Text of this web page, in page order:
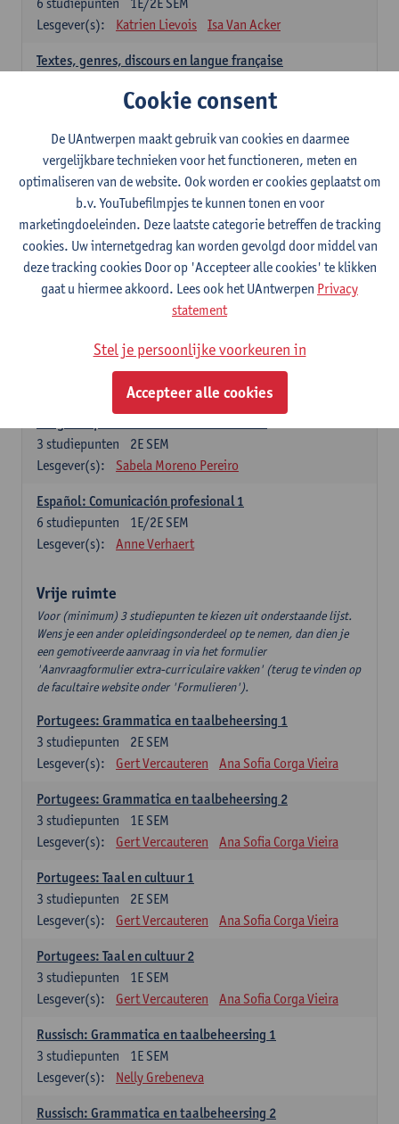
Lesgever(s):
Katrien Lievois Isa Van Acker
Textes, genres, discours en langue française
Kris Peeters
Spaans: verplichte opleidingsonderdelen
Gramática española 1
1E SEM
studiepunten
Lesgever(s):
Anne Verhaert
Gramática española 2
2E SEM
3studiepunten
Anne Verhaert
Lengua española: Destrezas básicas
Sabela Moreno Pereiro
2E SEM
3 studiepunten
Lesgever(s):
Sabela Moreno Pereiro
Español: Comunicación profesional 1
1E/2E SEM
6 studiepunten
Lesgever(s):
Anne Verhaert
Vrije ruimte
Voor (minimum) 3 studiepunten te kiezen uit onderstaande lijst.
Wens je een ander opleidingsonderdeel op te nemen, dan dien je
een gemotiveerde aanvraag in via het formulier
'Aanvraagformulier extra-curriculaire vakken' (terug te vinden op
de facultaire website onder 'Formulieren').
Portugees: Grammatica en taalbeheersing 1
2E SEM
3 studiepunten
Lesgever(s):
Gert Vercauteren Ana Sofia Corga Vieira
Portugees: Grammatica en taalbeheersing 2
1E SEM
3 studiepunten
Lesgever(s):
Gert Vercauteren Ana Sofia Corga Vieira
Portugees: Taal en cultuur 1
2E SEM
3 studiepunten
Lesgever(s):
Gert Vercauteren Ana Sofia Corga Vieira
Portugees: Taal en cultuur 2
1E SEM
3 studiepunten
Lesgever(s):
Gert Vercauteren Ana Sofia Corga Vieira
Russisch: Grammatica en taalbeheersing 1
1E SEM
3 studiepunten
Lesgever(s):
Nelly Grebeneva
Russisch: Grammatica en taalbeheersing 2
Cookie consent
De UAntwerpen maakt gebruik van cookies en daarmee
vergelijkbare technieken voor het functioneren, meten en
optimaliseren van de website. Ook worden er cookies geplaatst om
b.v. YouTubefilmpjes te kunnen tonen en voor
marketingdoeleinden. Deze laatste categorie betreffen de tracking
cookies. Uw internetgedrag kan worden gevolgd door middel van
deze tracking cookies Door op 'Accepteer alle cookies' te klikken
gaat u hiermee akkoord. Lees ook het UAntwerpen Privacy
statement
Stel je persoonlijke voorkeuren in
Accepteer alle cookies